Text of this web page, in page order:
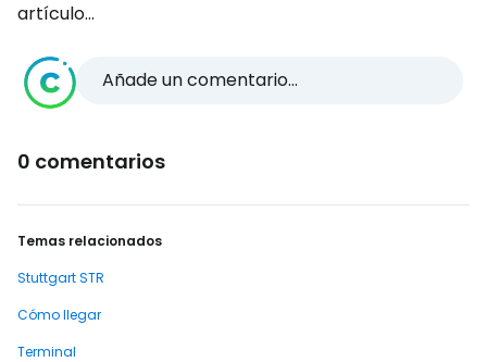
artículo...
Añade un comentario...
0 comentarios
Temas relacionados
Stuttgart STR
Cómo llegar
Terminal